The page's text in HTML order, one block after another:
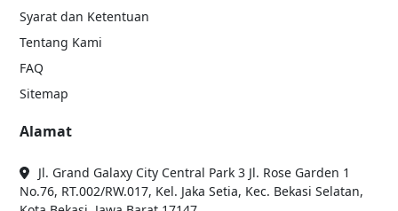
Syarat dan Ketentuan
Tentang Kami
FAQ
Sitemap
Alamat
Jl. Grand Galaxy City Central Park 3 Jl. Rose Garden 1
No.76, RT.002/RW.017, Kel. Jaka Setia, Kec. Bekasi Selatan,